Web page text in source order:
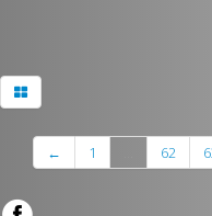
← 1 62